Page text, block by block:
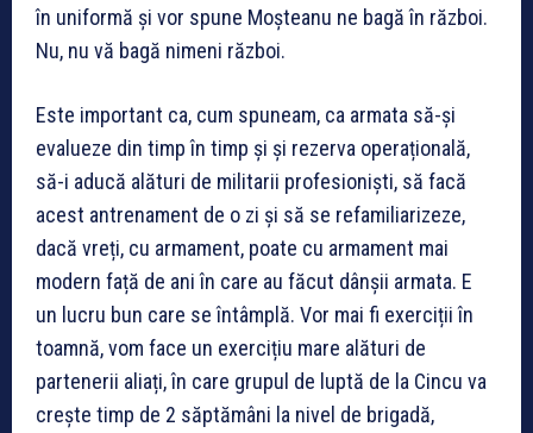
în uniformă și vor spune Moșteanu ne bagă în război.
Nu, nu vă bagă nimeni război.
Este important ca, cum spuneam, ca armata să-și
evalueze din timp în timp și și rezerva operațională,
să-i aducă alături de militarii profesioniști, să facă
acest antrenament de o zi și să se refamiliarizeze,
dacă vreți, cu armament, poate cu armament mai
modern față de ani în care au făcut dânșii armata. E
un lucru bun care se întâmplă. Vor mai fi exerciții în
toamnă, vom face un exercițiu mare alături de
partenerii aliați, în care grupul de luptă de la Cincu va
crește timp de 2 săptămâni la nivel de brigadă,